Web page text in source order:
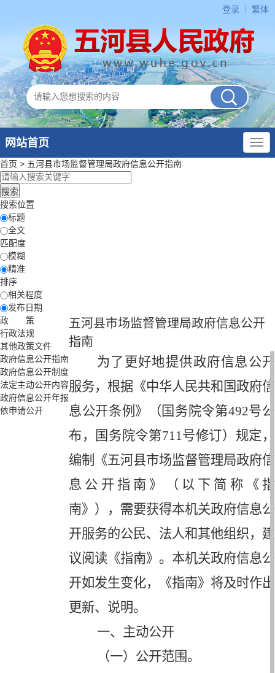
登录 繁体
网站首页
首页 > 五河县市场监督管理局政府信息公开指南
搜索位置
标题
全文
匹配度
模糊
精准
排序
相关程度
发布日期
政 策
行政法规
其他政策文件
政府信息公开指南
政府信息公开制度
法定主动公开内容
政府信息公开年报
依申请公开
五河县市场监督管理局政府信息公开
指南
为了更好地提供政府信息公开
服务，根据《中华人民共和国政府信
息公开条例》（国务院令第492号公
布，国务院令第711号修订）规定，
编制《五河县市场监督管理局政府信
息公开指南》（以下简称《指
南》），需要获得本机关政府信息公
开服务的公民、法人和其他组织，建
议阅读《指南》。本机关政府信息公
开如发生变化，《指南》将及时作出
更新、说明。
一、主动公开
（一）公开范围。